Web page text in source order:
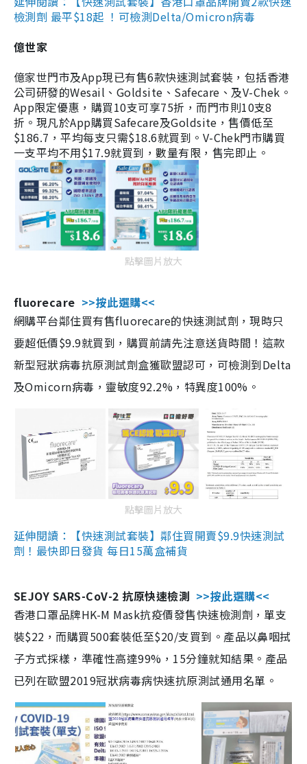
檢測劑 最平$18起 ！可檢測Delta/Omicron病毒
億世家
億家世門市及App現已有售6款快速測試套裝，包括香港
公司研發的Wesail、Goldsite、Safecare、及V-Chek。
App限定優惠，購買10支可享75折，而門市則10支8
折。現凡於App購買Safecare及Goldsite，售價低至
$186.7，平均每支只需$18.6就買到。V-Chek門市購買
一支平均不用$17.9就買到，數量有限，售完即止。
點擊圖片放大
fluorecare >>按此選購<<
網購平台鄰住買有售fluorecare的快速測試劑，現時只
要超低價$9.9就買到，購買前請先注意送貨時間！這款
新型冠狀病毒抗原測試劑盒獲歐盟認可，可檢測到Delta
及Omicorn病毒，靈敏度92.2%，特異度100%。
點擊圖片放大
延伸閱讀：【快速測試套裝】鄰住買開賣$9.9快速測試
劑！最快即日發貨 每日15萬盒補貨
SEJOY SARS-CoV-2 抗原快速檢測 >>按此選購<<
香港口罩品牌HK-M Mask抗疫價發售快速檢測劑，單支
裝$22，而購買500套裝低至$20/支買到。產品以鼻咽拭
子方式採樣，準確性高達99%，15分鐘就知結果。產品
已列在歐盟2019冠狀病毒病快速抗原測試通用名單。